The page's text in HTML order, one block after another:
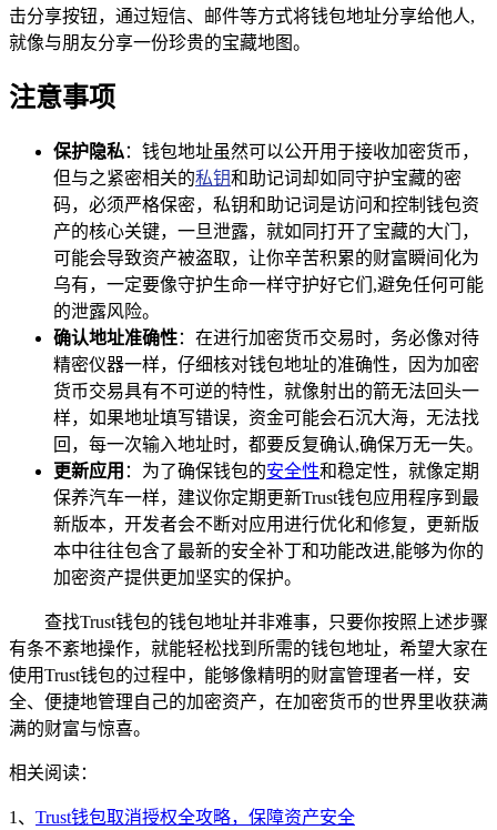
击分享按钮，通过短信、邮件等方式将钱包地址分享给他人,
就像与朋友分享一份珍贵的宝藏地图。
注意事项
保护隐私：钱包地址虽然可以公开用于接收加密货币，
但与之紧密相关的私钥和助记词却如同守护宝藏的密
码，必须严格保密，私钥和助记词是访问和控制钱包资
产的核心关键，一旦泄露，就如同打开了宝藏的大门，
可能会导致资产被盗取，让你辛苦积累的财富瞬间化为
乌有，一定要像守护生命一样守护好它们,避免任何可能
的泄露风险。
确认地址准确性：在进行加密货币交易时，务必像对待
精密仪器一样，仔细核对钱包地址的准确性，因为加密
货币交易具有不可逆的特性，就像射出的箭无法回头一
样，如果地址填写错误，资金可能会石沉大海，无法找
回，每一次输入地址时，都要反复确认,确保万无一失。
更新应用 ：为了确保钱包的安全性和稳定性，就像定期
保养汽车一样，建议你定期更新Trust钱包应用程序到最
新版本，开发者会不断对应用进行优化和修复，更新版
本中往往包含了最新的安全补丁和功能改进,能够为你的
加密资产提供更加坚实的保护。
查找Trust钱包的钱包地址并非难事，只要你按照上述步骤
有条不紊地操作，就能轻松找到所需的钱包地址，希望大家在
使用Trust钱包的过程中，能够像精明的财富管理者一样，安
全、便捷地管理自己的加密资产，在加密货币的世界里收获满
满的财富与惊喜。
相关阅读：
1、 Trust钱包取消授权全攻略，保障资产安全